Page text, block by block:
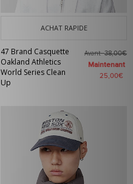
ACHAT RAPIDE
47 Brand Casquette
Oakland Athletics
World Series Clean
Up
Avant38,00€
Maintenant
25,00€